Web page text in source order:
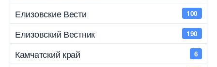
Елизовские Вести 100
Елизовский Вестник 190
Камчатский край 6